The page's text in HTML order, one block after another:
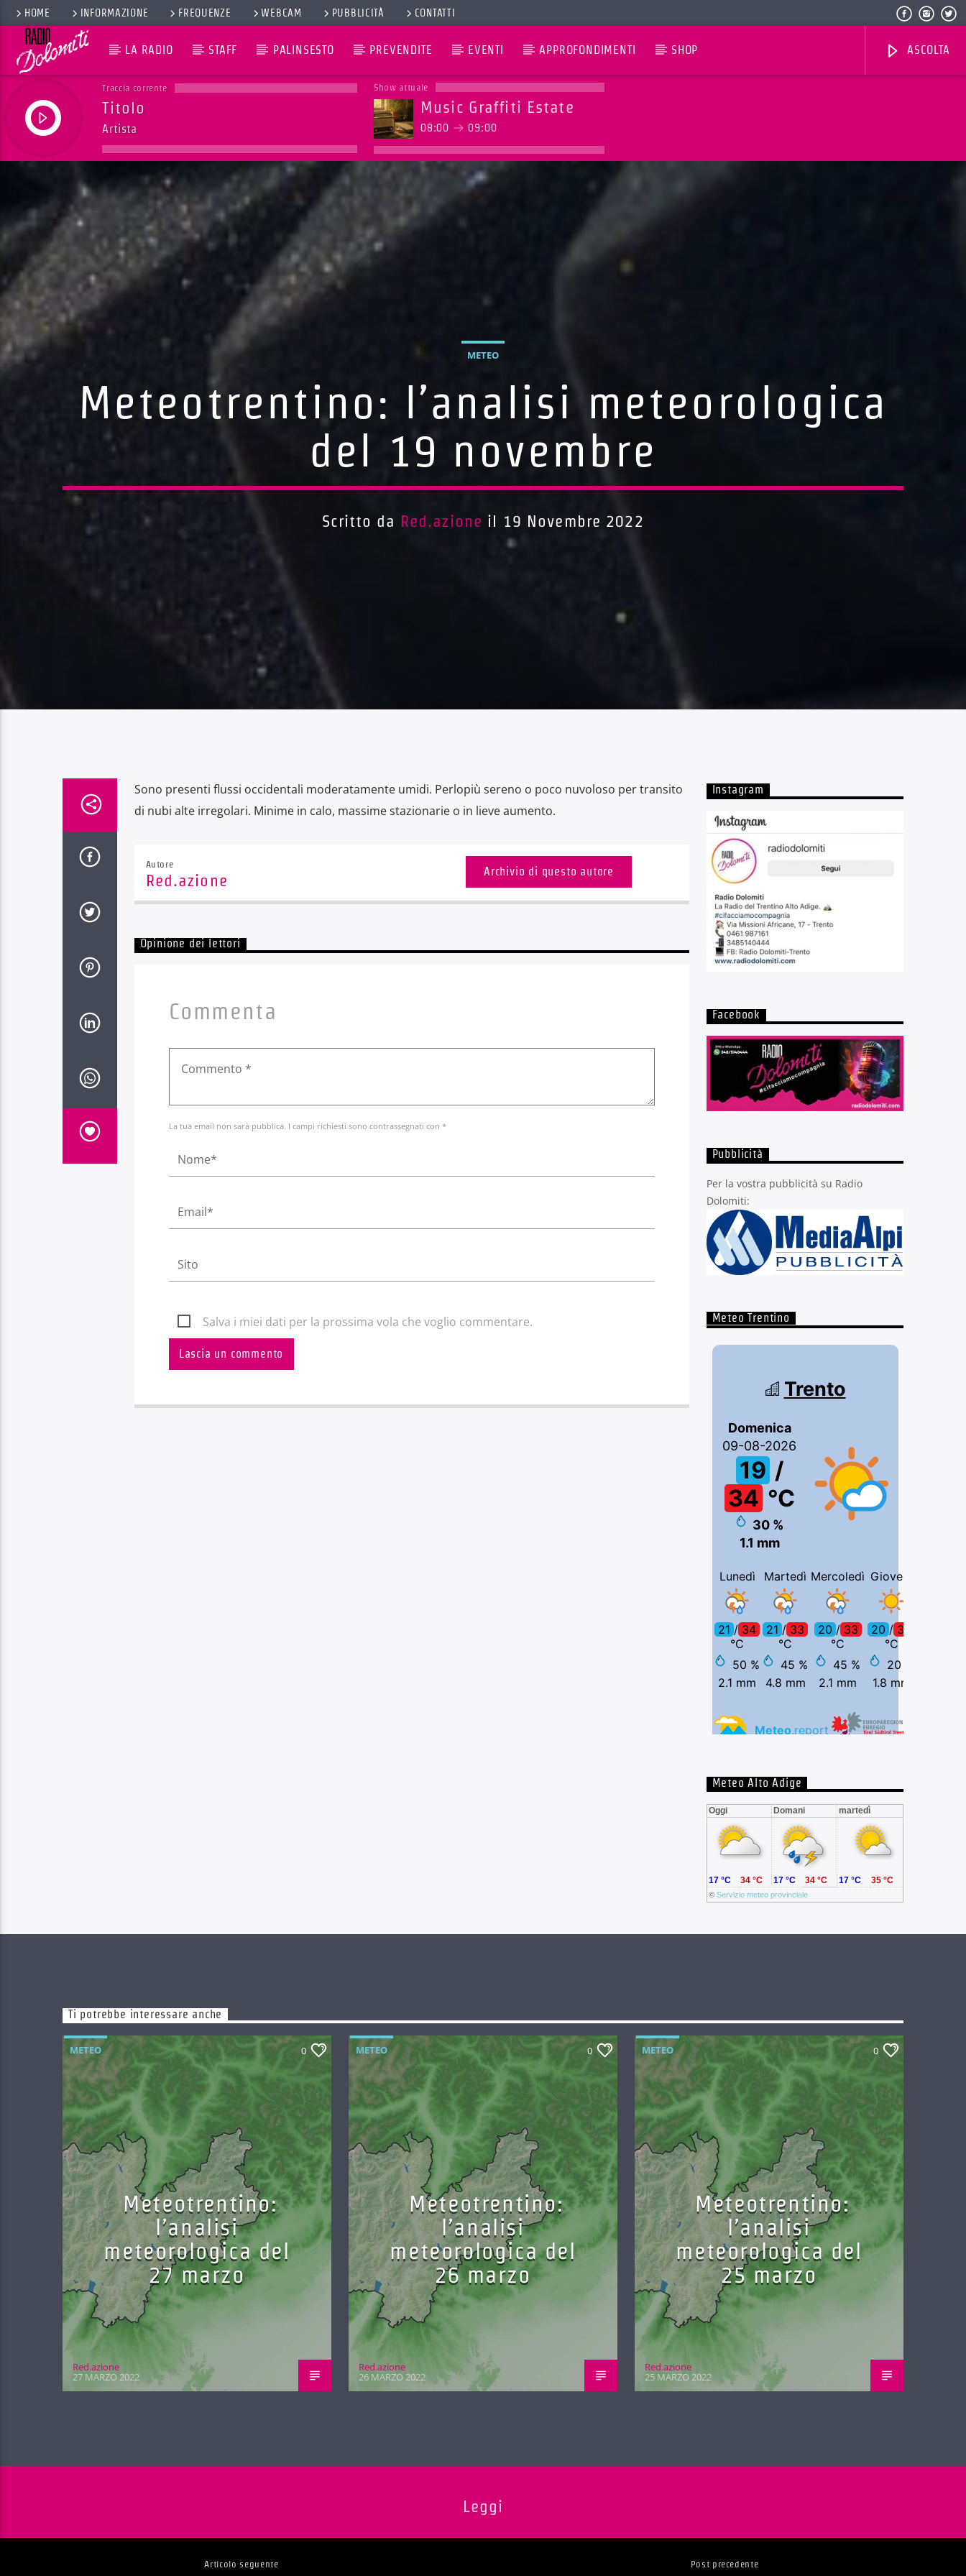
HOME INFORMAZIONE FREQUENZE WEBCAM PUBBLICITÀ CONTATTI
LA RADIO STAFF PALINSESTO PREVENDITE EVENTI APPROFONDIMENTI SHOP ASCOLTA
Traccia corrente
Titolo
Artista
Show attuale
Music Graffiti Estate
08:00 09:00
METEO
Meteotrentino: l’analisi meteorologica
del 19 novembre
Scritto da Red.azione il 19 Novembre 2022
Sono presenti flussi occidentali moderatamente umidi. Perlopiù sereno o poco nuvoloso per transito
di nubi alte irregolari. Minime in calo, massime stazionarie o in lieve aumento.
Autore
Red.azione
Archivio di questo autore
Opinione dei lettori
Commenta
La tua email non sarà pubblica. I campi richiesti sono contrassegnati con *
Salva i miei dati per la prossima vola che voglio commentare.
Instagram
Facebook
Pubblicità
Per la vostra pubblicità su Radio
Dolomiti:
Meteo Trentino
Meteo Alto Adige
Oggi Domani martedì
© Servizio meteo provinciale
17 °C 34 °C 17 °C 34 °C 17 °C 35 °C
Ti potrebbe interessare anche
METEO 0
Meteotrentino:
l’analisi
meteorologica del
27 marzo
Red.azione
27 MARZO 2022
METEO 0
Meteotrentino:
l’analisi
meteorologica del
26 marzo
Red.azione
26 MARZO 2022
METEO 0
Meteotrentino:
l’analisi
meteorologica del
25 marzo
Red.azione
25 MARZO 2022
Leggi
Articolo seguente Post precedente